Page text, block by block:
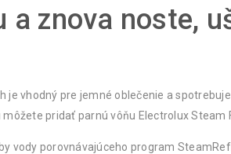
a znova noste,
vhodný pre jemné oblečenie a
pridať parnú vôňu Electrolux Steam
vody porovnávajúceho program